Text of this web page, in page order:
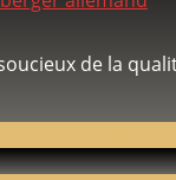
de la